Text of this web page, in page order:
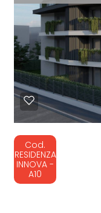
Cod.
RESIDENZA
INNOVA -
A10